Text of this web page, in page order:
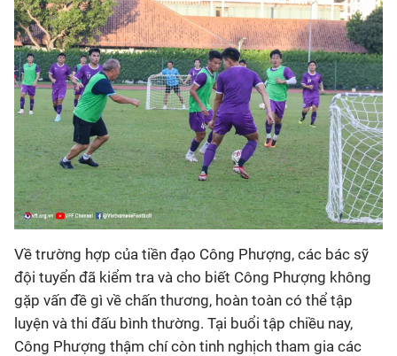
Về trường hợp của tiền đạo Công Phượng, các bác sỹ
đội tuyển đã kiểm tra và cho biết Công Phượng không
gặp vấn đề gì về chấn thương, hoàn toàn có thể tập
luyện và thi đấu bình thường. Tại buổi tập chiều nay,
Công Phượng thậm chí còn tinh nghịch tham gia các